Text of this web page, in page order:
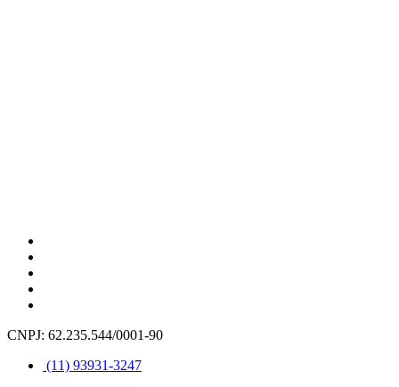
CNPJ: 62.235.544/0001-90
(11) 93931-3247